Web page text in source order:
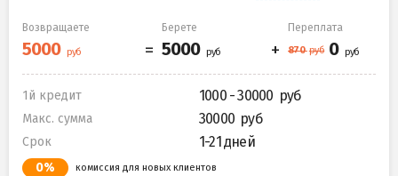
Возвращаете Берете Переплата
1й кредит 1000 - 30000
Макс. сумма 30000
Срок 1-21 дней
0% комиссия для новых клиентов